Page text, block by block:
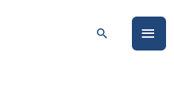
Suchen